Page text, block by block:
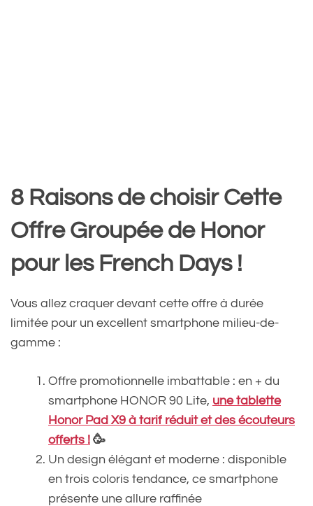
8 Raisons de choisir Cette
Offre Groupée de Honor
pour les French Days !
Vous allez craquer devant cette offre à durée
limitée pour un excellent smartphone milieu-de-
gamme :
Offre promotionnelle imbattable : en + du
smartphone HONOR 90 Lite, une tablette
Honor Pad X9 à tarif réduit et des écouteurs
offerts ! 🥳
Un design élégant et moderne : disponible
en trois coloris tendance, ce smartphone
présente une allure raffinée